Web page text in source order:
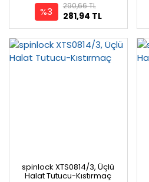
%3 281,94 TL
290,66 TL
spinlock XTS0814/3, Üçlü
Halat Tutucu-Kıstırmaç